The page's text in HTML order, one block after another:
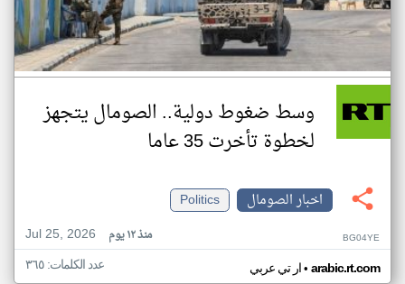
وسط ضغوط دولية.. الصومال يتجهز
لخطوة تأخرت 35 عاما
اخبار الصومال
Politics
Jul 25, 2026
منذ ١٢ يوم BG04YE
ار تي عربي• arabic.rt.com عدد الكلمات: ٣٦٥